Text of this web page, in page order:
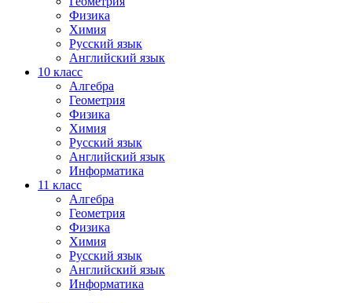
Физика
Химия
Русский язык
Английский язык
10 класс
Алгебра
Геометрия
Физика
Химия
Русский язык
Английский язык
Информатика
11 класс
Алгебра
Геометрия
Физика
Химия
Русский язык
Английский язык
Информатика